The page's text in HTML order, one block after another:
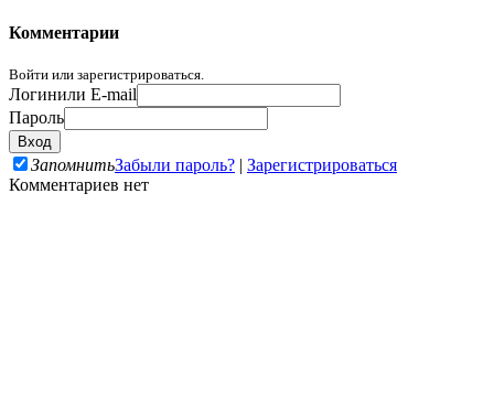
Комментарии
Войти или зарегистрироваться.
Логинили E-mail
Пароль
ЗапомнитьЗабыли пароль? | Зарегистрироваться
Комментариев нет